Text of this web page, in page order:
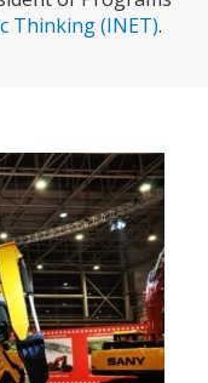
Thinking (INET).